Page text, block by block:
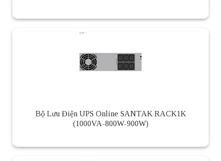
Bộ Lưu Điện UPS Online SANTAK RACK1K
(1000VA-800W-900W)